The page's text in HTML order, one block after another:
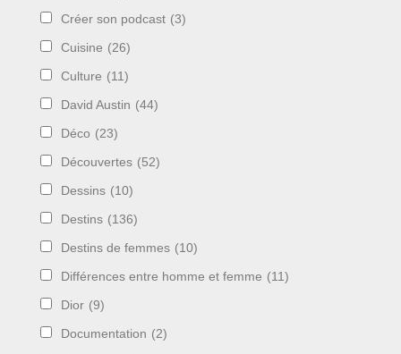
Créer son podcast (3)
Cuisine (26)
Culture (11)
David Austin (44)
Déco (23)
Découvertes (52)
Dessins (10)
Destins (136)
Destins de femmes (10)
Différences entre homme et femme (11)
Dior (9)
Documentation (2)